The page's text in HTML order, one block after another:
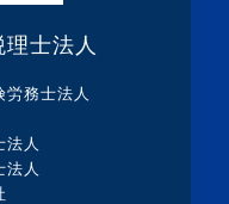
士法人
務士法人
法人
法人